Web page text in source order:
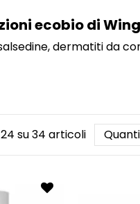
ecobio di
dermatiti da
una importantissima
Idrolati di
su 34 articoli